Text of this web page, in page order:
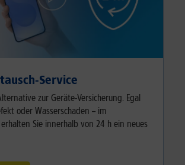
Service
zur Geräte-Versicherung. Egal
oder Wasserschaden – im
erhalten Sie innerhalb von 24 h ein neues